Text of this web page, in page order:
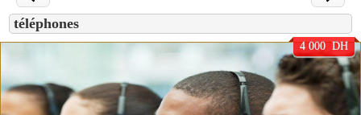
téléphones
4 000 DH